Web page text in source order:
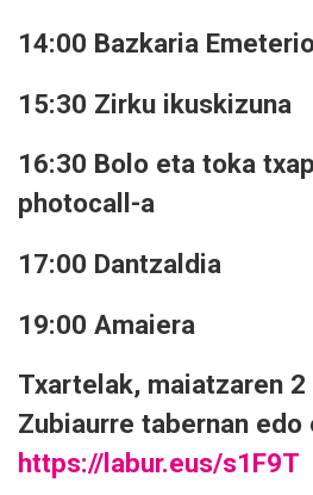
14:00 Bazkaria
15:30 Zirku ikuskizuna
16:30 Bolo eta toka
photocall-a
17:00 Dantzaldia
19:00 Amaiera
Txartelak, maiatzaren
Zubiaurre tabernan edo
https://labur.eus/s1F9T